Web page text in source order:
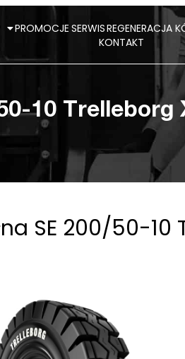
PROMOCJE SERWISREGENERACJA
KONTAKT
10 Trelleborg
SE 200/50-10